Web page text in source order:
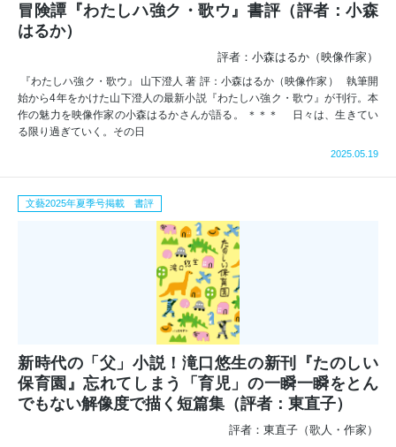
冒険譚『わたしハ強ク・歌ウ』書評（評者：小森
はるか）
評者：小森はるか（映像作家）
『わたしハ強ク・歌ウ』 山下澄人 著 評：小森はるか（映像作家） 執筆開
始から4年をかけた山下澄人の最新小説『わたしハ強ク・歌ウ』が刊行。本
作の魅力を映像作家の小森はるかさんが語る。 ＊＊＊ 日々は、生きてい
る限り過ぎていく。その日
2025.05.19
文藝2025年夏季号掲載 書評
新時代の「父」小説！滝口悠生の新刊『たのしい
保育園』忘れてしまう「育児」の一瞬一瞬をとん
でもない解像度で描く短篇集（評者：東直子）
評者：東直子（歌人・作家）